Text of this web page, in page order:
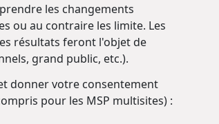
les changements
ou au contraire les limite. Les
résultats feront l'objet de
grand public, etc.).
donner votre consentement
pour les MSP multisites) :